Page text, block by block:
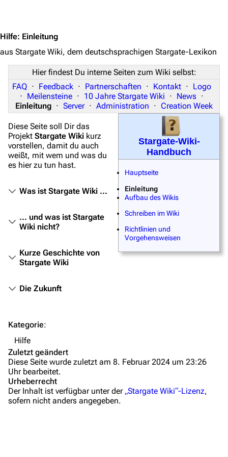
Stargate Origins
Stargate Infinity
Stargate-Romane
Filme
Das Stargate-Universum
Themenportal
Personen
Völker
Zeitleiste
Kommerzielles
Letzte Änderungen
FAQ
Wiki-Diskussion
Hilfe: Einleitung
aus Stargate Wiki, dem deutschsprachigen Stargate-Lexikon
Hier findest Du interne Seiten zum Wiki selbst:
FAQ · Feedback · Partnerschaften · Kontakt · Logo
· Meilensteine · 10 Jahre Stargate Wiki · News ·
Einleitung · Server· Administration · Creation Week
Stargate-Wiki-
Handbuch
Hauptseite
Einleitung
Aufbau des Wikis
Schreiben im Wiki
Richtlinien und
Vorgehensweisen
Diese Seite soll Dir das
Projekt Stargate Wiki kurz
vorstellen, damit du auch
weißt, mit wem und was du
es hier zu tun hast.
Was ist Stargate Wiki ...
... und was ist Stargate
Wiki nicht?
Kurze Geschichte von
Stargate Wiki
Die Zukunft
Kategorie:
Hilfe
Zuletzt geändert
Diese Seite wurde zuletzt am 8. Februar 2024 um 23:26
Uhr bearbeitet.
Urheberrecht
Der Inhalt ist verfügbar unter der „Stargate Wiki“-Lizenz,
sofern nicht anders angegeben.